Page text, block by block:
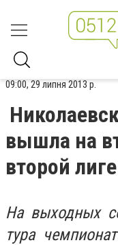
09:00, 29 липня 2013 р.
вышла на
второй лиге
На выходных
тура